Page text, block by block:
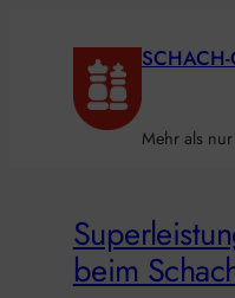
SCHACH-
Mehr als
beim